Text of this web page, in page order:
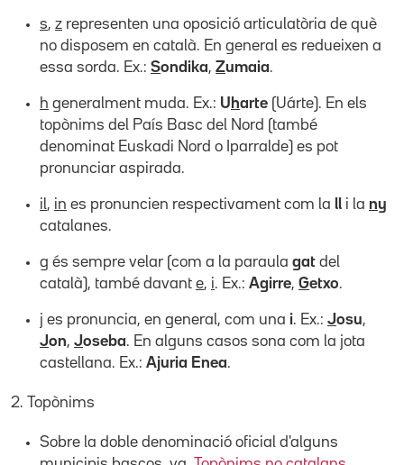
s, z representen una oposició articulatòria de què
no disposem en català. En general es redueixen a
essa sorda. Ex.: Sondika, Zumaia.
h generalment muda. Ex.: U harte (Uárte). En els
topònims del País Basc del Nord (també
denominat Euskadi Nord o Iparralde) es pot
pronunciar aspirada.
il , in es pronuncien respectivament com la ll i la ny
catalanes.
g és sempre velar (com a la paraula gat del
català), també davant e, i. Ex.: Agirre, Getxo.
j es pronuncia, en general, com una i. Ex.: Josu,
Jon, Joseba. En alguns casos sona com la jota
castellana. Ex.: Ajuria Enea.
2. Topònims
Sobre la doble denominació oficial d'alguns